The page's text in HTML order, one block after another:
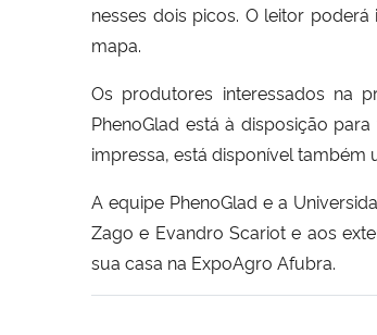
nesses dois picos. O leitor
mapa.
Os produtores interessados na
PhenoGlad está à disposição
impressa, está disponível
A equipe PhenoGlad e a
Zago e Evandro Scariot e aos
sua casa na ExpoAgro Afubra.